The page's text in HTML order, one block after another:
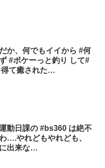
か、何でもイイから #何
#ボケーっと釣り して#
得て癒された…
動日課の #bs360 は絶不
….やれどもやれども、
出来な…